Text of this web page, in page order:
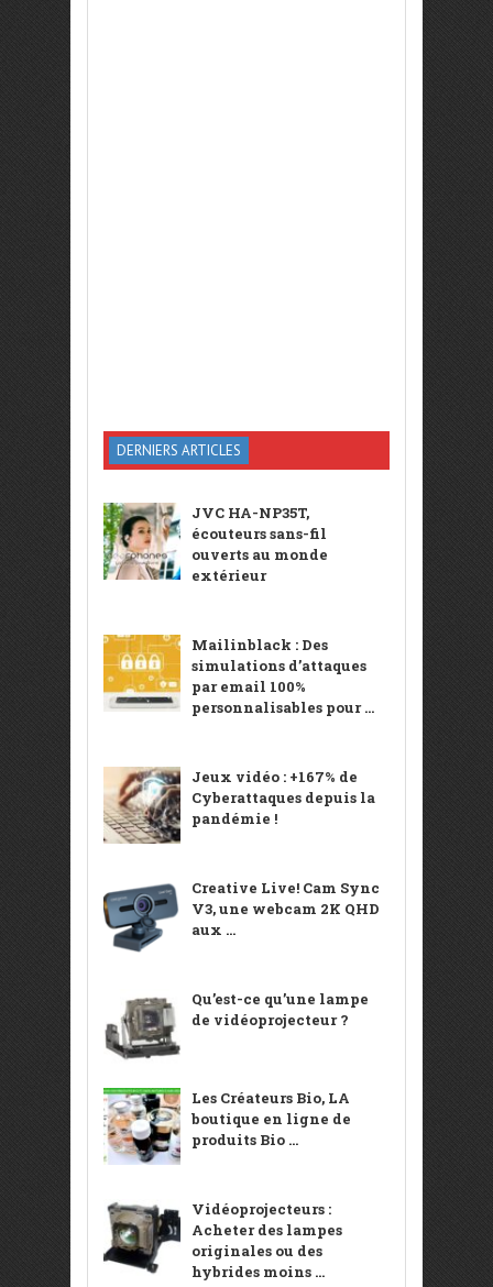
DERNIERS ARTICLES
JVC HA-NP35T,
écouteurs sans-fil
ouverts au monde
extérieur
Mailinblack : Des
simulations d’attaques
par email 100%
personnalisables pour ...
Jeux vidéo : +167% de
Cyberattaques depuis la
pandémie !
Creative Live! Cam Sync
V3, une webcam 2K QHD
aux ...
Qu’est-ce qu’une lampe
de vidéoprojecteur ?
Les Créateurs Bio, LA
boutique en ligne de
produits Bio ...
Vidéoprojecteurs :
Acheter des lampes
originales ou des
hybrides moins ...